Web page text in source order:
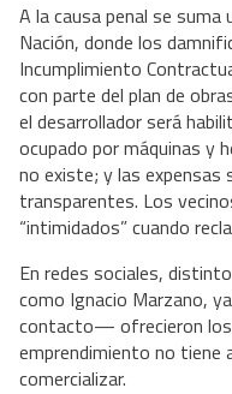
A la causa penal se suma
Nación, donde los
Incumplimiento
con parte del plan de
el desarrollador será
ocupado por máquinas y
no existe; y las expensas
transparentes. Los
“intimidados” cuando
En redes sociales,
como Ignacio Marzano,
contacto— ofrecieron los
emprendimiento no tiene
comercializar.